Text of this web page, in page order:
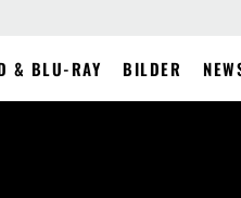
& BLU-RAY BILDER